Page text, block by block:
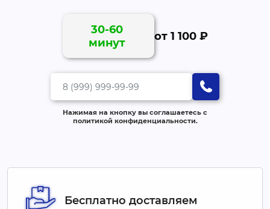
30-60
минут
от 1 100 ₽
Нажимая на кнопку вы соглашаетесь с
политикой конфиденциальности.
Бесплатно доставляем